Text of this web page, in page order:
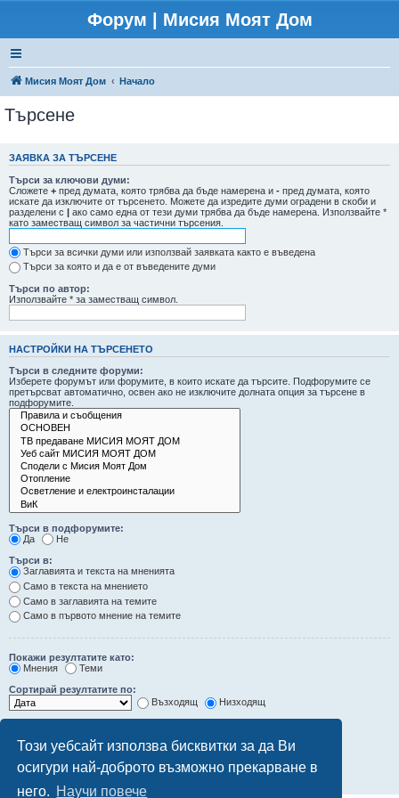
Този уебсайт използва бисквитки за да Ви
осигури най-доброто възможно прекарване в
него. Научи повече
Форум | Мисия Моят Дом
Мисия Моят Дом Начало
Търсене
ЗАЯВКА ЗА ТЪРСЕНЕ
Търси за ключови думи:
Сложете + пред думата, която трябва да бъде намерена и - пред думата, която
искате да изключите от търсенето. Можете да изредите думи оградени в скоби и
разделени с | ако само една от тези думи трябва да бъде намерена. Използвайте *
като заместващ символ за частични търсения.
Търси за всички думи или използвай заявката както е въведена
Търси за която и да е от въведените думи
Търси по автор:
Използвайте * за заместващ символ.
НАСТРОЙКИ НА ТЪРСЕНЕТО
Търси в следните форуми:
Изберете форумът или форумите, в които искате да търсите. Подфорумите се
претърсват автоматично, освен ако не изключите долната опция за търсене в
подфорумите.
Търси в подфорумите:
Да
Не
Търси в:
Заглавията и текста на мненията
Само в текста на мнението
Само в заглавията на темите
Само в първото мнение на темите
Покажи резултатите като:
Мнения
Теми
Сортирай резултатите по:
Възходящ
Низходящ
Покажи първите:
символа от мненията